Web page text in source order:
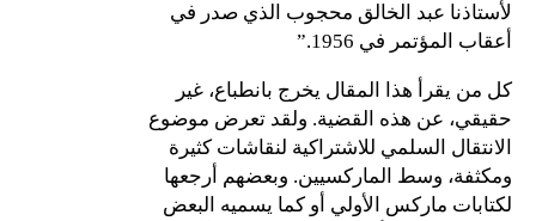
لأستاذنا عبد الخالق محجوب الذي صدر في
أعقاب المؤتمر في 1956.”
كل من يقرأ هذا المقال يخرج بانطباع، غير
حقيقي، عن هذه القضية. ولقد تعرض موضوع
الانتقال السلمي للاشتراكية لنقاشات كثيرة
ومكثفة، وسط الماركسيين. وبعضهم أرجعها
لكتابات ماركس الأولي أو كما يسميه البعض